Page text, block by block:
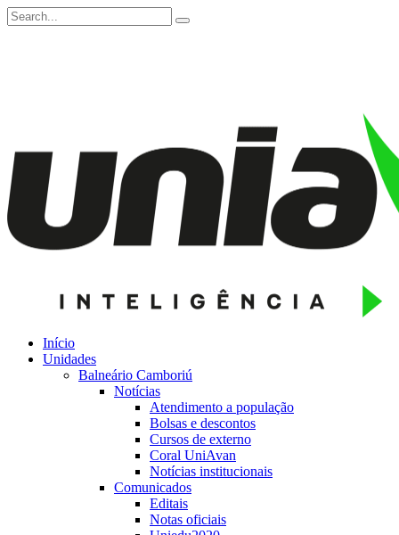
Início
Unidades
Balneário Camboriú
Notícias
Atendimento a população
Bolsas e descontos
Cursos de externo
Coral UniAvan
Notícias institucionais
Comunicados
Editais
Notas oficiais